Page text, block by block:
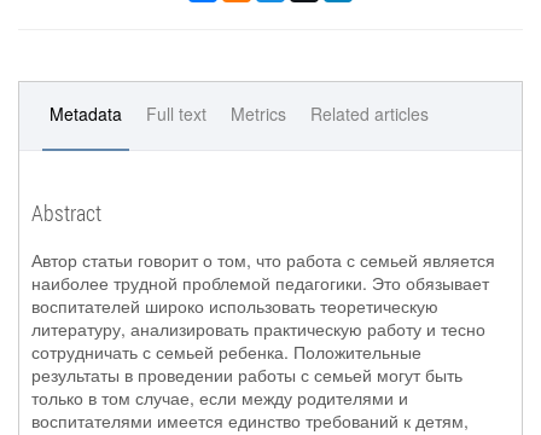
Metadata Full text Metrics Related articles
Abstract
Автор статьи говорит о том, что работа с семьей является
наиболее трудной проблемой педагогики. Это обязывает
воспитателей широко использовать теоретическую
литературу, анализировать практическую работу и тесно
сотрудничать с семьей ребенка. Положительные
результаты в проведении работы с семьей могут быть
только в том случае, если между родителями и
воспитателями имеется единство требований к детям,